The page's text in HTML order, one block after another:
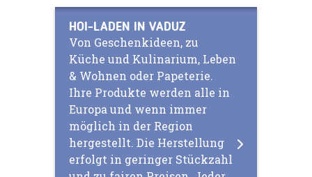
HOI-LADEN IN VADUZ
Von Geschenkideen, zu
Küche und Kulinarium, Leben
& Wohnen oder Papeterie.
Ihre Produkte werden alle in
Europa und wenn immer
möglich in der Region
hergestellt. Die Herstellung
erfolgt in geringer Stückzahl